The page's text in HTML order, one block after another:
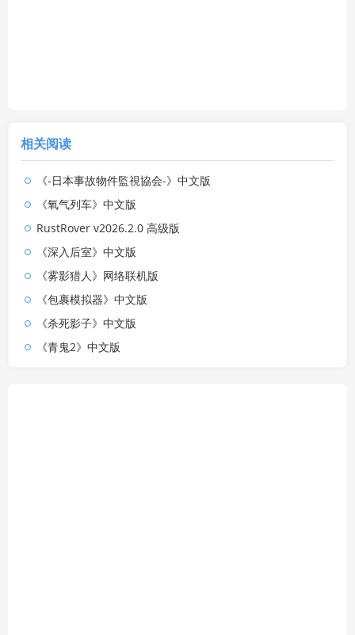
相关阅读
《-日本事故物件監視協会-》中文版
《氧气列车》中文版
RustRover v2026.2.0 高级版
《深入后室》中文版
《雾影猎人》网络联机版
《包裹模拟器》中文版
《杀死影子》中文版
《青鬼2》中文版